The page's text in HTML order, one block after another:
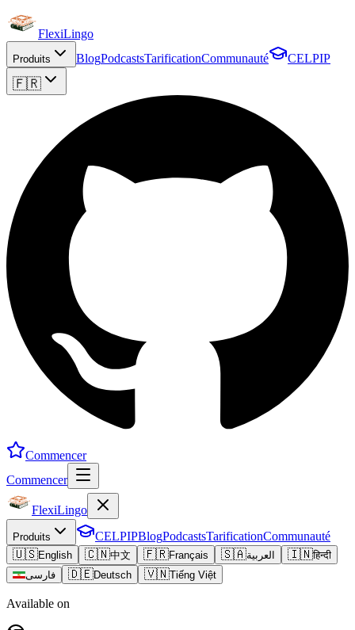
FlexiLingo
Produits BlogPodcastsTarificationCommunauté CELPIP
🇫🇷
Commencer
Commencer
FlexiLingo
Produits CELPIPBlogPodcastsTarificationCommunauté
🇺🇸English 🇨🇳中文 🇫🇷Français 🇸🇦العربية 🇮🇳हिन्दी
فارسی
🇩🇪Deutsch 🇻🇳Tiếng Việt
Available on